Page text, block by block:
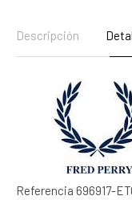
Descripción
Referencia 696917-